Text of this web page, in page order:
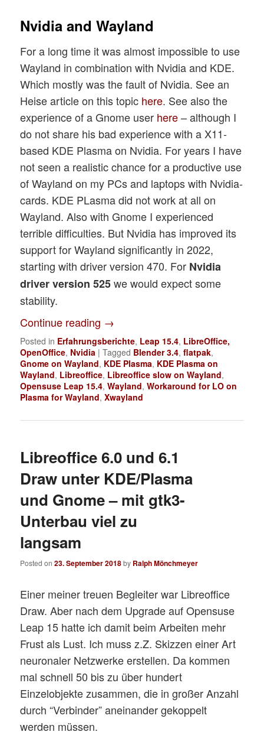
Nvidia and Wayland
For a long time it was almost impossible to use
Wayland in combination with Nvidia and KDE.
Which mostly was the fault of Nvidia. See an
Heise article on this topic here. See also the
experience of a Gnome user here– although I
do not share his bad experience with a X11-
based KDE Plasma on Nvidia. For years I have
not seen a realistic chance for a productive use
of Wayland on my PCs and laptops with Nvidia-
cards. KDE PLasma did not work at all on
Wayland. Also with Gnome I experienced
terrible difficulties. But Nvidia has improved its
support for Wayland significantly in 2022,
starting with driver version 470. For Nvidia
driver version 525we would expect some
stability.
Continue reading →
Posted in Erfahrungsberichte, Leap 15.4, LibreOffice,
OpenOffice, Nvidia |Tagged Blender 3.4,flatpak,
Gnome on Wayland, KDE Plasma, KDE Plasma on
Wayland, Libreoffice, Libreoffice slow on Wayland,
Opensuse Leap 15.4,Wayland,Workaround for LO on
Plasma for Wayland,Xwayland
Libreoffice 6.0 und 6.1
Draw unter KDE/Plasma
und Gnome – mit gtk3-
Unterbau viel zu
langsam
Posted on23. September 2018by Ralph Mönchmeyer
Einer meiner treuen Begleiter war Libreoffice
Draw. Aber nach dem Upgrade auf Opensuse
Leap 15 hatte ich damit beim Arbeiten mehr
Frust als Lust. Ich muss z.Z. Skizzen einer Art
neuronaler Netzwerke erstellen. Da kommen
mal schnell 50 bis zu über hundert
Einzelobjekte zusammen, die in großer Anzahl
durch “Verbinder” aneinander gekoppelt
werden müssen.